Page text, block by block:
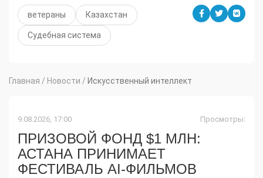
ветераны Казахстан
Судебная система
Главная / Новости / Искусственный интеллект
9.08.2026, 17:00 Просмотры:
ПРИЗОВОЙ ФОНД $1 МЛН:
АСТАНА ПРИНИМАЕТ
ФЕСТИВАЛЬ AI-ФИЛЬМОВ